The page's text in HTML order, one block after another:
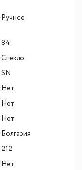
Ручное
84
Стекло
SN
Нет
Нет
Нет
Болгария
212
Нет